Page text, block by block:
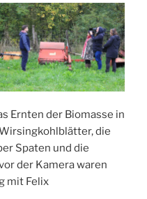
Ernten der Biomasse in
die
Spaten und die
der Kamera waren
mit Felix